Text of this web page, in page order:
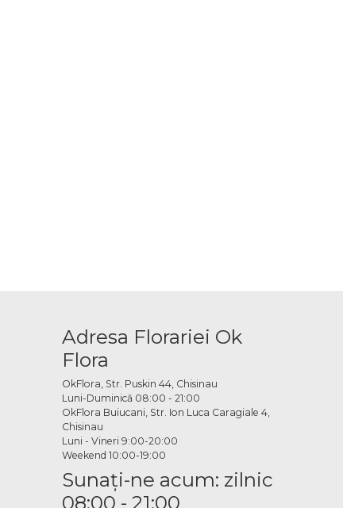
Adresa Florariei Ok
Flora
OkFlora, Str. Puskin 44, Chisinau
Luni-Duminică 08:00 - 21:00
OkFlora Buiucani, Str. Ion Luca Caragiale 4,
Chisinau
Luni - Vineri 9:00-20:00
Weekend 10:00-19:00
Sunaţi-ne acum: zilnic
08:00 - 21:00